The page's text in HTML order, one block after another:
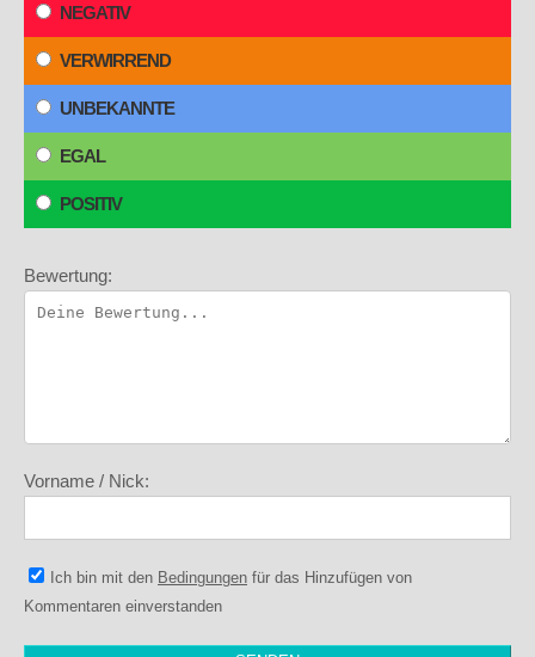
NEGATIV
VERWIRREND
UNBEKANNTE
EGAL
POSITIV
Bewertung:
Vorname / Nick:
Ich bin mit den Bedingungen für das Hinzufügen von
Kommentaren einverstanden